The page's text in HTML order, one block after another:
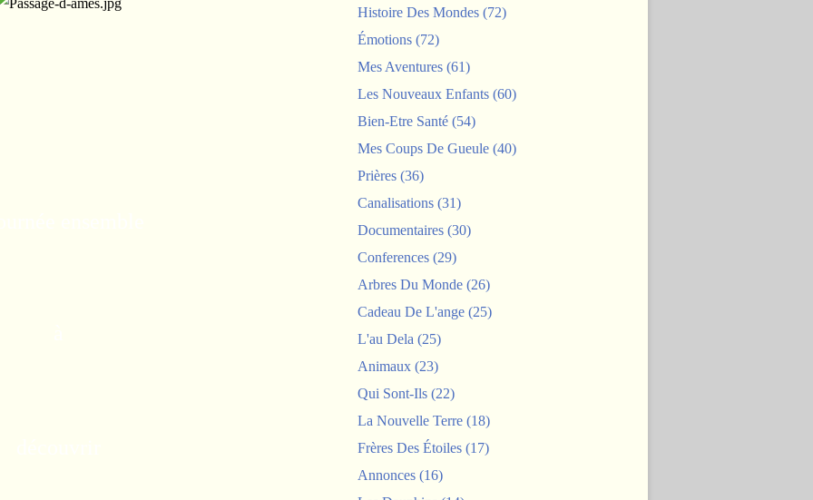
Histoire Des Mondes (72)
Émotions (72)
Mes Aventures (61)
Les Nouveaux Enfants (60)
Bien-Etre Santé (54)
Mes Coups De Gueule (40)
Prières (36)
Canalisations (31)
Documentaires (30)
Conferences (29)
Arbres Du Monde (26)
Cadeau De L'ange (25)
L'au Dela (25)
Animaux (23)
Qui Sont-Ils (22)
La Nouvelle Terre (18)
Frères Des Étoiles (17)
Annonces (16)